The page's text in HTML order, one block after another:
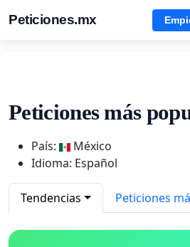
Peticiones.mx
Peticiones más
País:
México
Idioma: Español
Tendencias Peticiones